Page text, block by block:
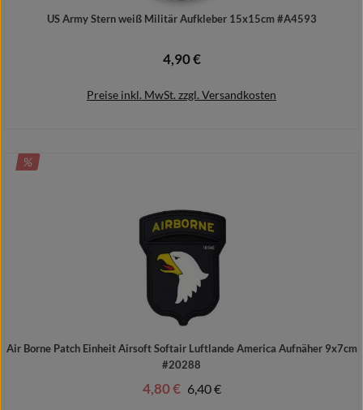
US Army Stern weiß Militär Aufkleber 15x15cm #A4593
Regulärer Preis:
4,90 €
Preise inkl. MwSt. zzgl. Versandkosten
RABATT
%
Air Borne Patch Einheit Airsoft Softair Luftlande America Aufnäher 9x7cm
#20288
Verkaufspreis:
4,80 € Regulärer Preis:
6,40 €